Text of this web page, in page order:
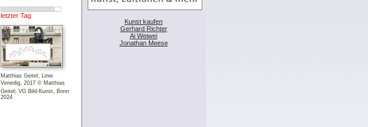
letzter Tag
Matthias Geitel, Linie
Venedig, 2017 © Matthias
Geitel; VG Bild-Kunst, Bonn
2024
Kunst kaufen
Gerhard Richter
Ai Weiwei
Jonathan Meese